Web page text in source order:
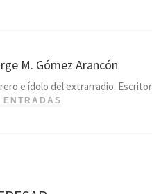
M. Gómez Arancón
e ídolo del extrarradio.
ENTRADAS